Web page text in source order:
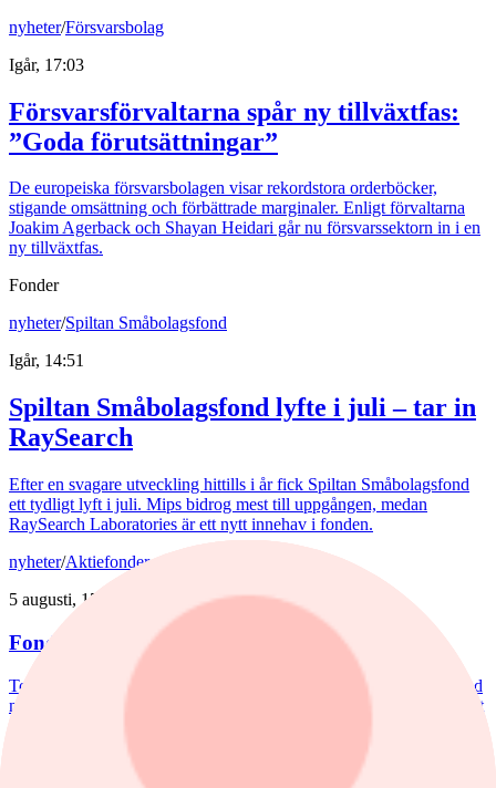
nyheter/Försvarsbolag
Igår, 17:03
Försvarsförvaltarna spår ny tillväxtfas:
”Goda förutsättningar”
De europeiska försvarsbolagen visar rekordstora orderböcker,
stigande omsättning och förbättrade marginaler. Enligt förvaltarna
Joakim Agerback och Shayan Heidari går nu försvarssektorn in i en
ny tillväxtfas.
Fonder
nyheter/Spiltan Småbolagsfond
Igår, 14:51
Spiltan Småbolagsfond lyfte i juli – tar in
RaySearch
Efter en svagare utveckling hittills i år fick Spiltan Småbolagsfond
ett tydligt lyft i juli. Mips bidrog mest till uppgången, medan
RaySearch Laboratories är ett nytt innehav i fonden.
nyheter/Aktiefonder
5 augusti, 15:06
Fondvinnare med banktung portfölj
Tommi Saukkoriipi har styrt nästan halva SEB Swedish Value Fund
mot finanssektorn. Det har varit ett vinnande drag. Fonden har slagit